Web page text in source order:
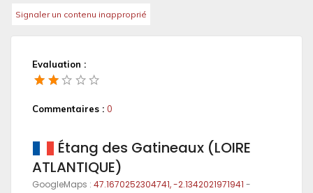
Signaler un contenu inapproprié
Evaluation :
Commentaires : 0
Étang des Gatineaux (LOIRE
ATLANTIQUE)
GoogleMaps : 47.1670252304741, -2.1342021971941 -